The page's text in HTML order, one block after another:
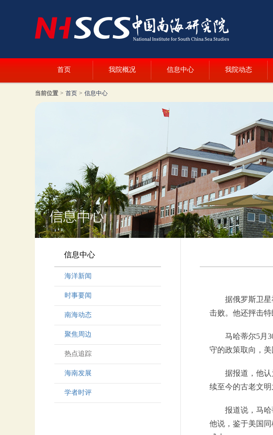
首页 我院概况 信息中心 我院动态
当前位置 > 首页 > 信息中心
信息中心
海洋新闻
时事要闻
南海动态
聚焦周边
热点追踪
海南发展
学者时评
据俄罗斯卫
击败。他还抨击
马哈蒂尔5月
守的政策取向，美
据报道，他
续至今的古老文明
报道说，马哈
他说，鉴于美国